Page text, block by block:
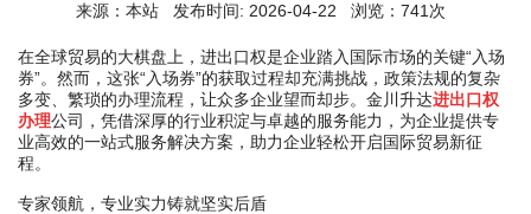
来源：本站 发布时间: 2026-04-22 浏览：741次
在全球贸易的大棋盘上，进出口权是企业踏入国际市场的关键“入场
券”。然而，这张“入场券”的获取过程却充满挑战，政策法规的复杂
多变、繁琐的办理流程，让众多企业望而却步。金川升达进出口权
办理公司，凭借深厚的行业积淀与卓越的服务能力，为企业提供专
业高效的一站式服务解决方案，助力企业轻松开启国际贸易新征
程。
专家领航，专业实力铸就坚实后盾